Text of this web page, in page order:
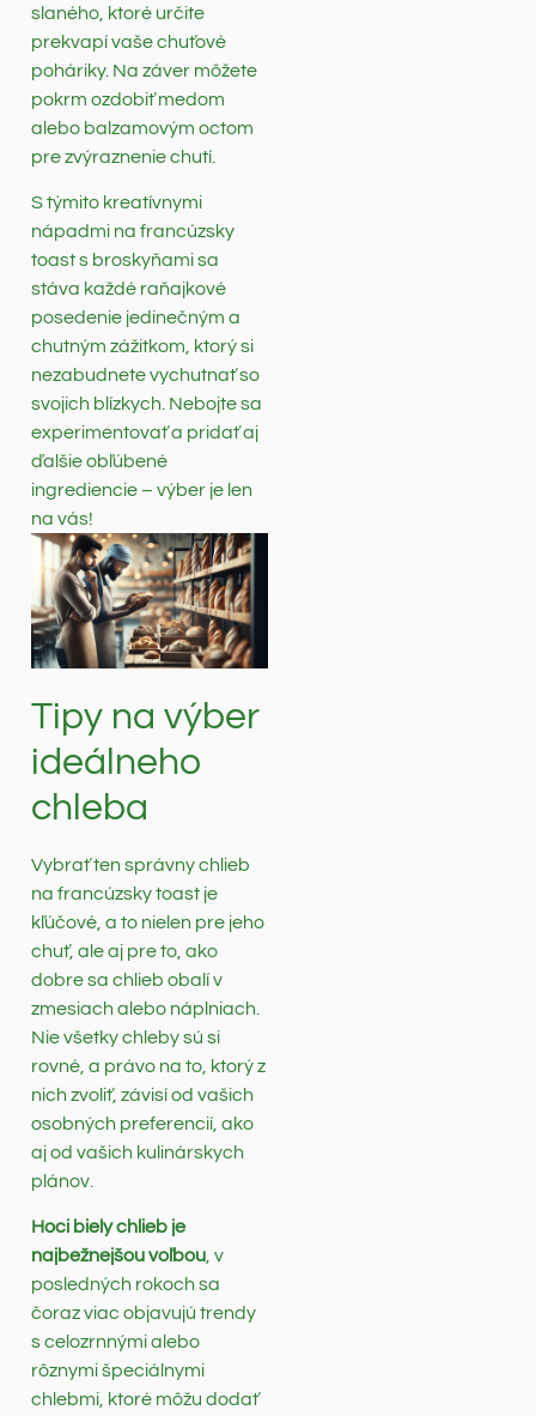
slaného, ktoré určite
prekvapí vaše chuťové
poháriky. Na záver môžete
pokrm ozdobiť medom
alebo balzamovým octom
pre zvýraznenie chutí.
S týmito kreatívnymi
nápadmi na francúzsky
toast s broskyňami sa
stáva každé raňajkové
posedenie jedinečným a
chutným zážitkom, ktorý si
nezabudnete vychutnať so
svojich blízkych. Nebojte sa
experimentovať a pridať aj
ďalšie obľúbené
ingrediencie – výber je len
na vás!
Tipy na výber
ideálneho
chleba
Vybrať ten správny chlieb
na francúzsky toast je
kľúčové, a to nielen pre jeho
chuť, ale aj pre to, ako
dobre sa chlieb obalí v
zmesiach alebo náplniach.
Nie všetky chleby sú si
rovné, a právo na to, ktorý z
nich zvoliť, závisí od vašich
osobných preferencií, ako
aj od vašich kulinárskych
plánov.
Hoci biely chlieb je
najbežnejšou voľbou , v
posledných rokoch sa
čoraz viac objavujú trendy
s celozrnnými alebo
rôznymi špeciálnymi
chlebmi, ktoré môžu dodať